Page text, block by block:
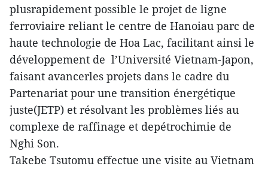
plusrapidement possible le projet de ligne
ferroviaire reliant le centre de Hanoiau parc de
haute technologie de Hoa Lac, facilitant ainsi le
développement de l’Université Vietnam-Japon,
faisant avancerles projets dans le cadre du
Partenariat pour une transition énergétique
juste(JETP) et résolvant les problèmes liés au
complexe de raffinage et depétrochimie de
Nghi Son.
Takebe Tsutomu effectue une visite au Vietnam